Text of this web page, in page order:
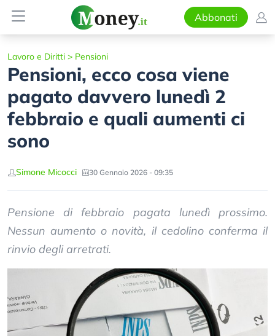
Abbonati
Lavoro e Diritti > Pensioni
Pensioni, ecco cosa viene
pagato davvero lunedì 2
febbraio e quali aumenti ci
sono
Simone Micocci 30 Gennaio 2026 - 09:35
Pensione di febbraio pagata lunedì prossimo.
Nessun aumento o novità, il cedolino conferma il
rinvio degli arretrati.